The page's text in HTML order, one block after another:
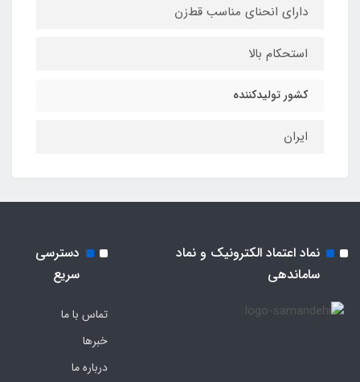
دارای انحنای مناسب قط‌زن
استحکام بالا
کشور تولیدکننده
ایران
نماد اعتماد الکترونیک و نماد
ساماندهی
دسترسی
سریع
تماس با ما
خبرها
درباره ما